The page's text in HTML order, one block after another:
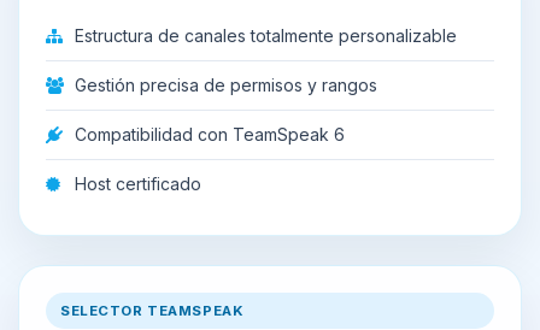
Estructura de canales totalmente personalizable
Gestión precisa de permisos y rangos
Compatibilidad con TeamSpeak 6
Host certificado
SELECTOR TEAMSPEAK